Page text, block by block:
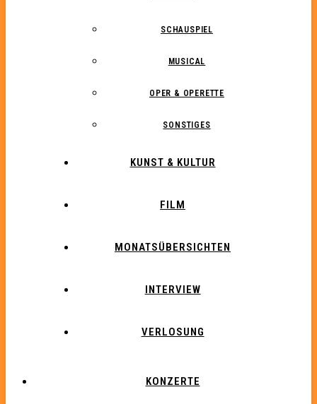
SCHAUSPIEL
MUSICAL
OPER & OPERETTE
SONSTIGES
KUNST & KULTUR
FILM
MONATSÜBERSICHTEN
INTERVIEW
VERLOSUNG
KONZERTE